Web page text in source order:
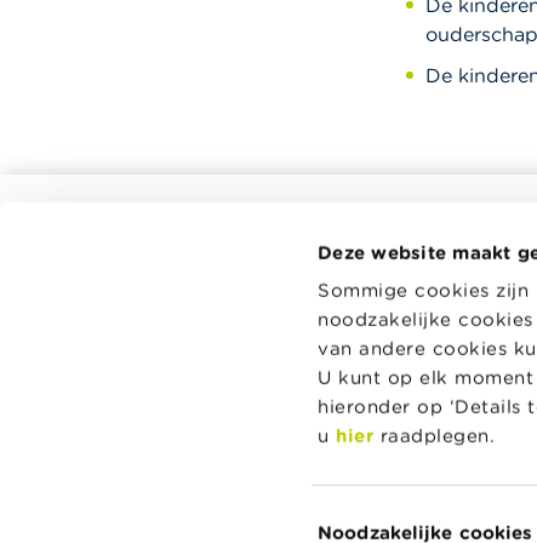
Deze website maakt
Sommige cookies
noodzakelijke
van andere cookies
U kunt op elk
hieronder op ‘Details
u hier raadplegen.
Noodzakelijke cookies
De
De
Budget, betalen, lenen en verzekeren
Pensioen en pensioenvoorbereiding
Woning en hypothecaire lening
en
spelers.
Lees